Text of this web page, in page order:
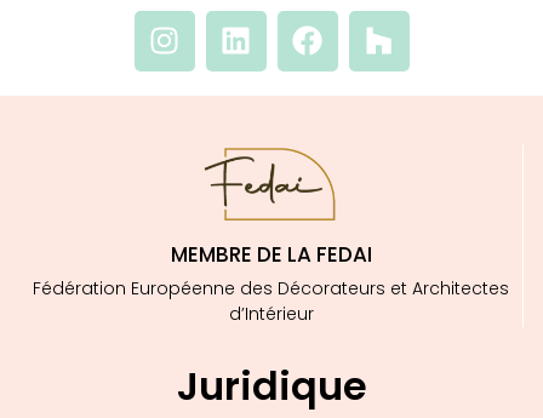
MEMBRE DE LA FEDAI
Fédération Européenne des Décorateurs et Architectes
d’Intérieur
Juridique